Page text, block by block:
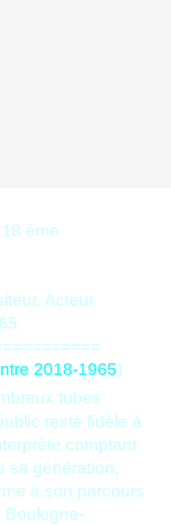
18 ème
Acteur
2018-1965)
tubes
resté fidèle à
comptant
sa génération.
à son parcours
Boulogne-